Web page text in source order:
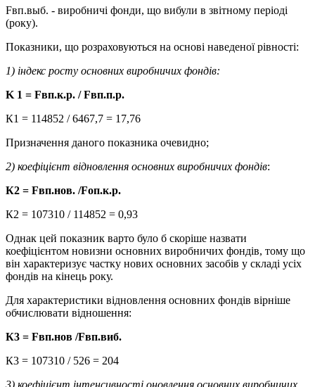
Fвп.выб. - виробничі фонди, що вибули в звітному періоді
(року).
Показники, що розраховуються на основі наведеної рівності:
1) індекс росту основних виробничих фондів:
K 1 = Fвп.к.р. /Fвп.п.р.
К1 = 114852 / 6467,7 = 17,76
Призначення даного показника очевидно;
2) коефіцієнт відновлення основних виробничих фондів:
К2 = Fвп.нов. /Fоп.к.р.
К2 = 107310 / 114852 = 0,93
Однак цей показник варто було б скоріше назвати
коефіцієнтом новизни основних виробничих фондів, тому що
він характеризує частку нових основних засобів у складі усіх
фондів на кінець року.
Для характеристики відновлення основних фондів вірніше
обчислювати відношення:
К3 = Fвп.нов /Fвп.виб.
К3 = 107310 / 526 = 204
3) коефіцієнт інтенсивності оновлення основних виробничих